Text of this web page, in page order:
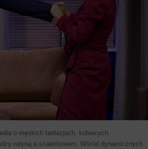
o męskich fantazjach, kobiecych
rutyną a szaleństwem. Wśród dynamicznych